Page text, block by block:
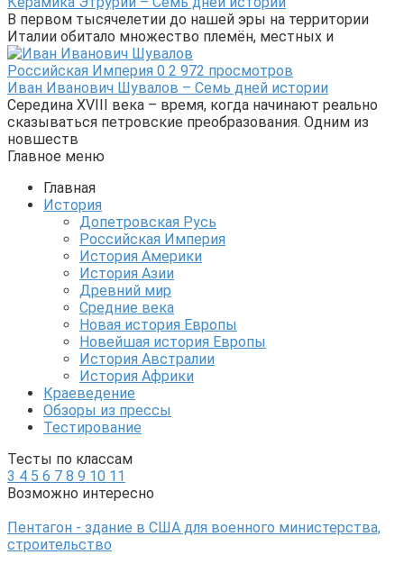
В первом тысячелетии до нашей эры на территории
Италии обитало множество племён, местных и
Российская Империя 0 2 972 просмотров
Иван Иванович Шувалов – Семь дней истории
Середина XVIII века – время, когда начинают реально
сказываться петровские преобразования. Одним из
новшеств
Главное меню
Главная
История
Допетровская Русь
Российская Империя
История Америки
История Азии
Древний мир
Средние века
Новая история Европы
Новейшая история Европы
История Австралии
История Африки
Краеведение
Обзоры из прессы
Тестирование
Тесты по классам
3 4 5 6 7 8 9 10 11
Возможно интересно
Пентагон - здание в США для военного министерства,
строительство